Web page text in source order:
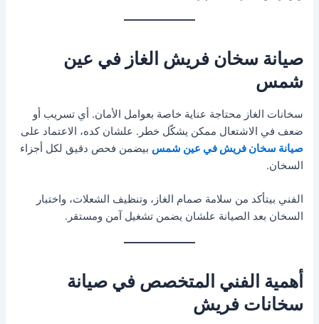
صيانة سخان فريش الغاز في عين
شمس
سخانات الغاز محتاجة عناية خاصة بعوامل الأمان. أي تسريب أو
ضعف في الاشتعال ممكن يشكّل خطر. علشان كده، الاعتماد على
صيانة سخان فريش في عين شمس بيضمن فحص دقيق لكل أجزاء
السخان.
الفني بيتأكد من سلامة صمام الغاز، وتنظيف الشعلات، واختبار
السخان بعد الصيانة علشان يضمن تشغيل آمن ومستقر.
أهمية الفني المتخصص في صيانة
سخانات فريش